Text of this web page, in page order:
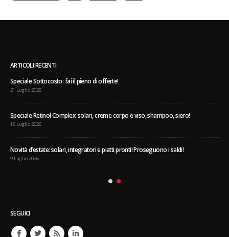
ARTICOLI RECENTI
Speciale Sottocosto: fai il pieno di offerte!
21 Luglio 2026
Speciale Retinol Complex: solari, creme corpo e viso, shampoo, siero!
16 Luglio 2026
Novità d’estate: solari, integratori e piatti pronti! Proseguono i saldi!
9 Luglio 2026
SEGUICI